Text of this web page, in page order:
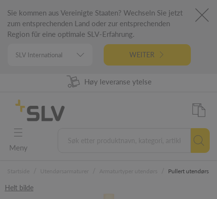
Sie kommen aus Vereinigte Staaten? Wechseln Sie jetzt
zum entsprechenden Land oder zur entsprechenden
Region für eine optimale SLV-Erfahrung.
WEITER
98% Produkt tilgjengelighet
Høy leveranse ytelse
5 års garanti
Tysk ingeniørfag
Meny
Pullert utendørs
Helt bilde